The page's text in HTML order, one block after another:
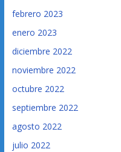
febrero 2023
enero 2023
diciembre 2022
noviembre 2022
octubre 2022
septiembre 2022
agosto 2022
julio 2022